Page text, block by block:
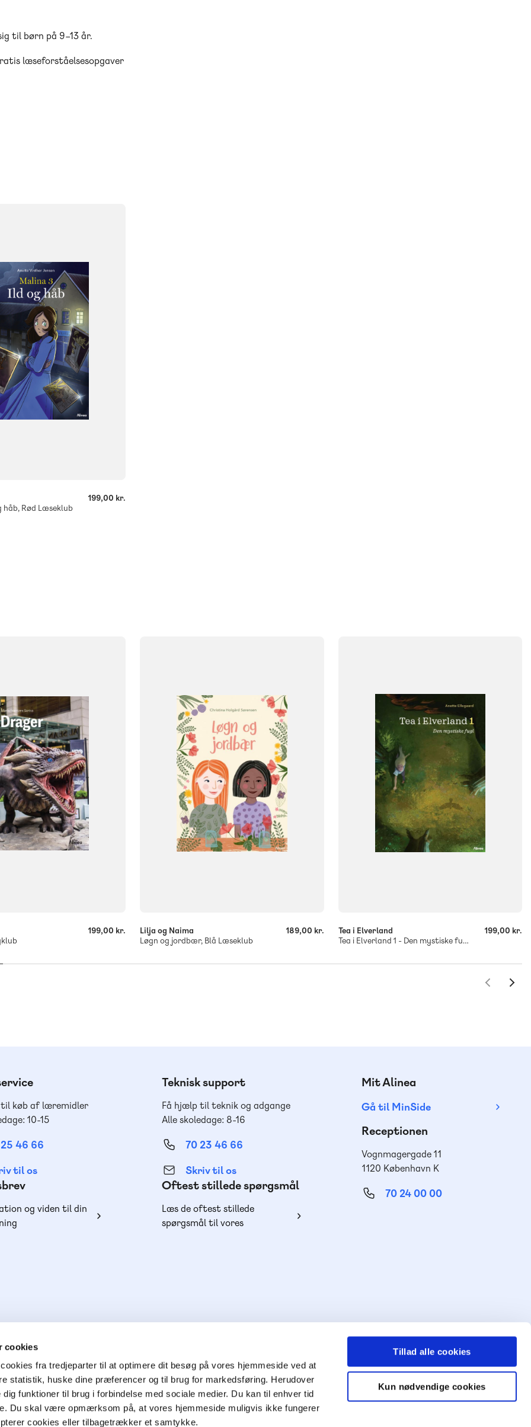
cookies
fra tredjeparter til at optimere dit besøg på vores hjemmeside ved at
statistik, huske dine præferencer og til brug for markedsføring. Herudover
funktioner til brug i forbindelse med sociale medier. Du kan til enhver tid
Du skal være opmærksom på, at vores hjemmeside muligvis ikke fungerer
cookies eller tilbagetrækker et samtykke.
Tillad alle cookies
Kun nødvendige cookies
til børn på 9–13 år.
læseforståelsesopgaver
5. klasse 6. klasse
håb, Rød Læseklub
199,00 kr.
6. klasse 7. klasse
199,00 kr.
0. klasse 1. klasse
3. klasse
4. klasse
FORMAT
Flergangsbog
9788723562197
Lilja og Naima
Løgn og jordbær, Blå Læseklub
189,00 kr.
3. klasse 4. klasse 5. klasse 6. klasse
FORMAT
Flergangsbog
9788723564238
Tea i Elverland
Tea i Elverland 1 - Den mystiske fugl, Rød Læseklub
199,00 kr.
køb af læremidler
10-15
46 66
til os
og viden til din
Teknisk support
Få hjælp til teknik og adgange
Alle skoledage: 8-16
70 23 46 66
Skriv til os
Oftest stillede spørgsmål
Læs de oftest stillede
spørgsmål til vores
Mit Alinea
Gå til MinSide
Receptionen
Vognmagergade 11
1120 København K
70 24 00 00
Mød